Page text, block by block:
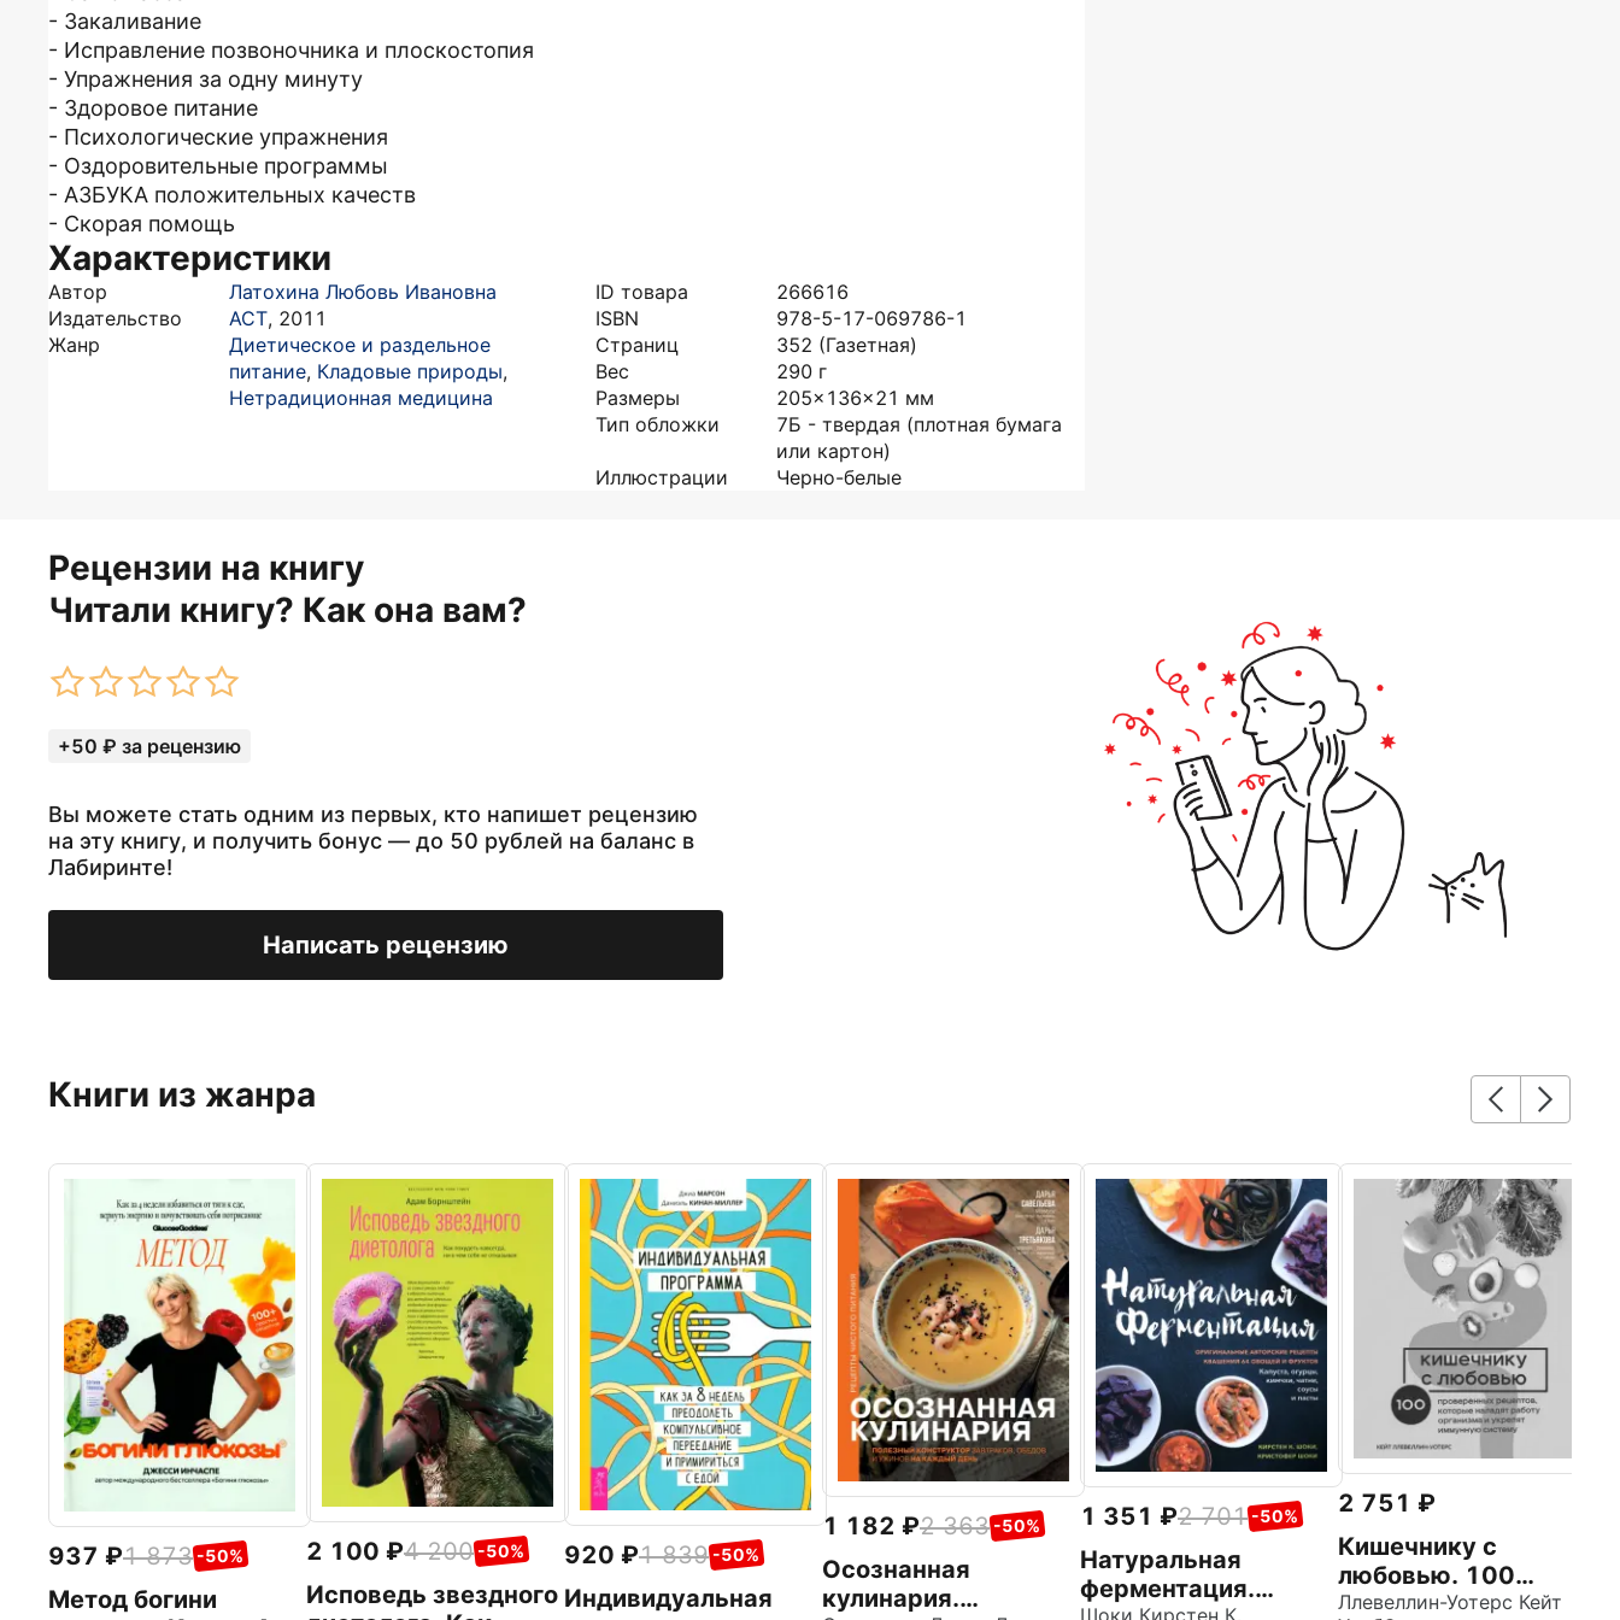
- Закаливание
- Исправление позвоночника и плоскостопия
- Упражнения за одну минуту
- Здоровое питание
- Психологические упражнения
- Оздоровительные программы
- АЗБУКА положительных качеств
- Скорая помощь
Характеристики
Автор
Латохина Любовь Ивановна
Издательство
АСТ, 2011
Жанр
Диетическое и раздельное
питание, Кладовые природы,
Нетрадиционная медицина
ID товара
266616
ISBN
978-5-17-069786-1
Страниц
352 (Газетная)
Вес
290 г
Размеры
205x136x21 мм
Тип обложки
7Б - твердая (плотная бумага
или картон)
Иллюстрации
Черно-белые
Рецензии на книгу
Читали книгу? Как она вам?
+50 ₽ за рецензию
Вы можете стать одним из первых, кто напишет рецензию
на эту книгу, и получить бонус — до 50 рублей на баланс в
Лабиринте!
Написать рецензию
Книги из жанра
937 1 873 -50%
Метод богини
2 100 4 200 -50%
Исповедь звездного
920 1 839 -50%
Индивидуальная
1 182 2 363 -50%
Осознанная
кулинария.
1 351 2 701 -50%
Натуральная
ферментация.
Шоки Кирстен К.
2 751
Кишечнику с
любовью. 100
проверенных
Ллевеллин-Уотерс Кейт